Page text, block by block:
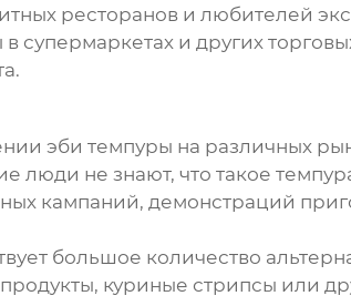
ресторанов и любителей
супермаркетах и других
эби темпуры на различных
люди не знают, что такое
кампаний, демонстраций
большое количество
куриные стрипсы или